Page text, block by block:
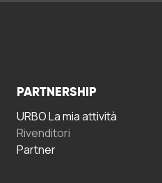
PARTNERSHIP
URBO La mia attività
Rivenditori
Partner